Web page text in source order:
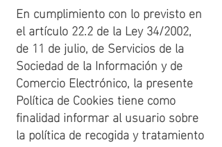
En cumplimiento con lo previsto en
el artículo 22.2 de la Ley 34/2002,
de 11 de julio, de Servicios de la
Sociedad de la Información y de
Comercio Electrónico, la presente
Política de Cookies tiene como
finalidad informar al usuario sobre
la política de recogida y tratamiento